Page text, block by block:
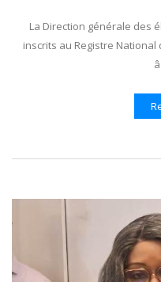
La Direction générale des
inscrits au Registre National